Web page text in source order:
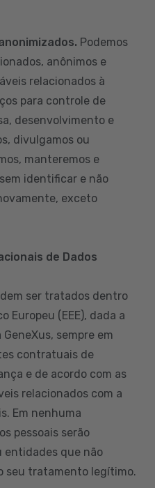
Podemos
anônimos e
relacionados à
para controle de
desenvolvimento e
divulgamos ou
manteremos e
identificar e não
exceto
de Dados
ser tratados dentro
Europeu (EEE), dada a
sempre em
contratuais de
e de acordo com as
relacionados com a
Em nenhuma
pessoais serão
entidades que não
seu tratamento legítimo.